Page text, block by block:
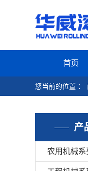
首页
您当前的位置 ：
产
农用机械系